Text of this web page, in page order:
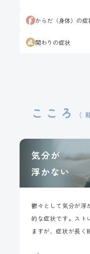
からだ （身体） の症
関わりの症状
こころ （
鬱々として気分が浮
的な症状です。スト
ますが、症状が長く
気分が
浮かない